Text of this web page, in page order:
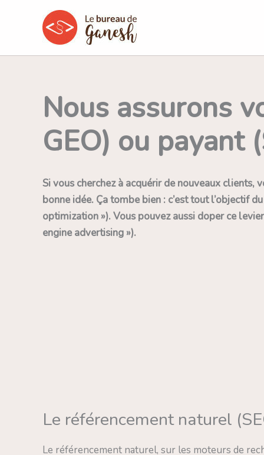
Nous assurons
GEO) ou payant
Si vous cherchez à acquérir de nouveaux
bonne idée. Ça tombe bien : c’est tout l’objectif
optimization »). Vous pouvez aussi doper ce
engine advertising »).
Le référencement naturel
Le référencement naturel, sur les moteurs de